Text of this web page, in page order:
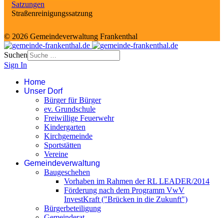
Satzungen
Straßenreinigungssatzung
© 2026 Gemeindeverwaltung Frankenthal
Suchen
Sign In
Home
Unser Dorf
Bürger für Bürger
ev. Grundschule
Freiwillige Feuerwehr
Kindergarten
Kirchgemeinde
Sportstätten
Vereine
Gemeindeverwaltung
Baugeschehen
Vorhaben im Rahmen der RL LEADER/2014
Förderung nach dem Programm VwV
InvestKraft ("Brücken in die Zukunft")
Bürgerbeteiligung